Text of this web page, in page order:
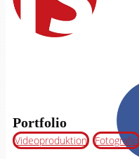
Portfolio
Videoproduktion Fotografie